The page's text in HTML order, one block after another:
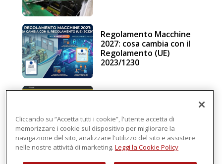
Regolamento Macchine
2027: cosa cambia con il
Regolamento (UE)
2023/1230
intelligenza in cloud
Cliccando su “Accetta tutti i cookie”, l'utente accetta di
memorizzare i cookie sul dispositivo per migliorare la
navigazione del sito, analizzare l'utilizzo del sito e assistere
nelle nostre attività di marketing. Leggi la Cookie Policy